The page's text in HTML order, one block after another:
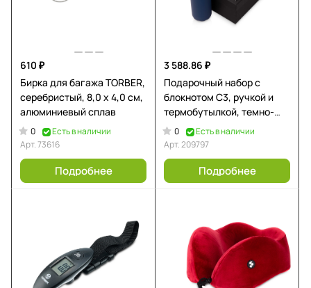
610 ₽
Бирка для багажа TORBER,
серебристый, 8,0 х 4,0 см,
алюминиевый сплав
0
Есть в наличии
Арт.73616
Подробнее
3 588.86 ₽
Подарочный набор c
блокнотом C3, ручкой и
термобутылкой, темно-
синий
0
Есть в наличии
Арт.209797
Подробнее